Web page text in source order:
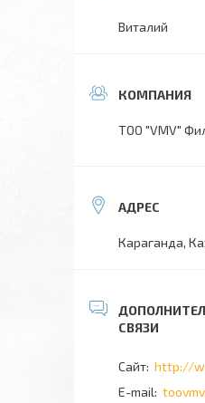
Виталий
ТОО "VMV"
Караганда,
http://